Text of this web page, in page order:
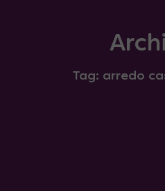
Tag: arredo